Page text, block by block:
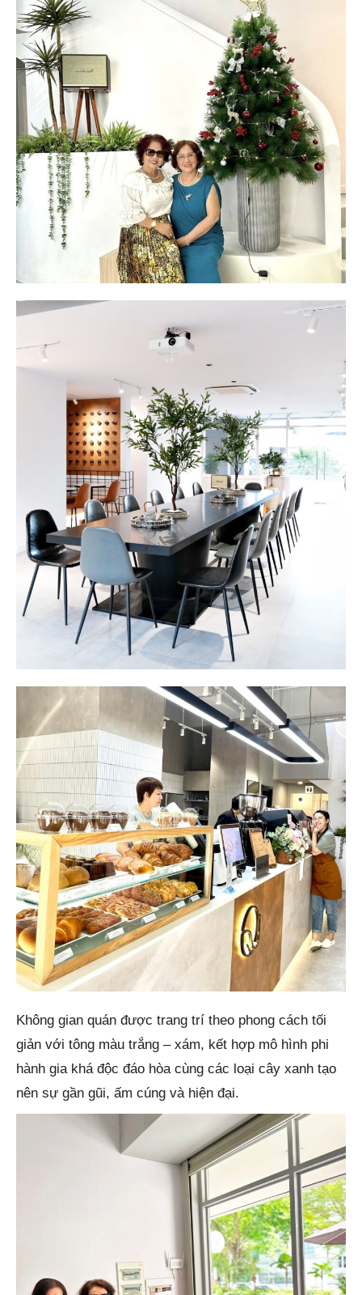
Không gian quán được trang trí theo phong cách tối
giản với tông màu trắng – xám, kết hợp mô hình phi
hành gia khá độc đáo hòa cùng các loại cây xanh tạo
nên sự gần gũi, ấm cúng và hiện đại.